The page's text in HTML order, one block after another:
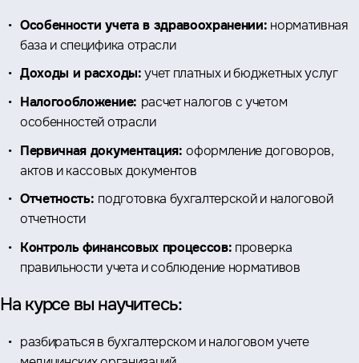
Особенности учета в здравоохранении: нормативная
база и специфика отрасли
Доходы и расходы:учет платных и бюджетных услуг
Налогообложение: расчет налогов с учетом
особенностей отрасли
Первичная документация:оформление договоров,
актов и кассовых документов
Отчетность: подготовка бухгалтерской и налоговой
отчетности
Контроль финансовых процессов: проверка
правильности учета и соблюдение нормативов
На курсе вы научитесь:
разбираться в бухгалтерском и налоговом учете